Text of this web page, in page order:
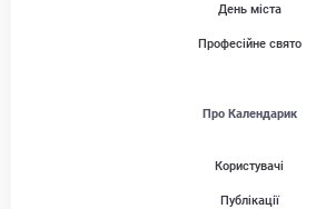
День міста
Професійне свято
Про Календарик
Користувачі
Публікації